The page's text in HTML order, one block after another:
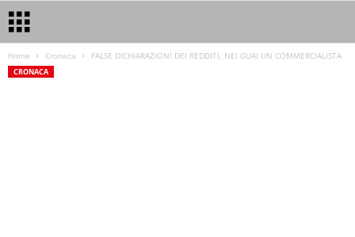
Home Cronaca FALSE DICHIARAZIONI DEI REDDITI, NEI GUAI UN COMMERCIALISTA
CRONACA